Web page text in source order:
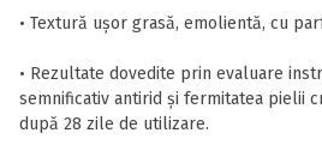
• Textură ușor grasă, emolientă, cu
• Rezultate dovedite prin evaluare
semnificativ antirid și fermitatea pielii
după 28 zile de utilizare.